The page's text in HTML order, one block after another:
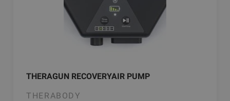
THERAGUN RECOVERYAIR PUMP
THERABODY